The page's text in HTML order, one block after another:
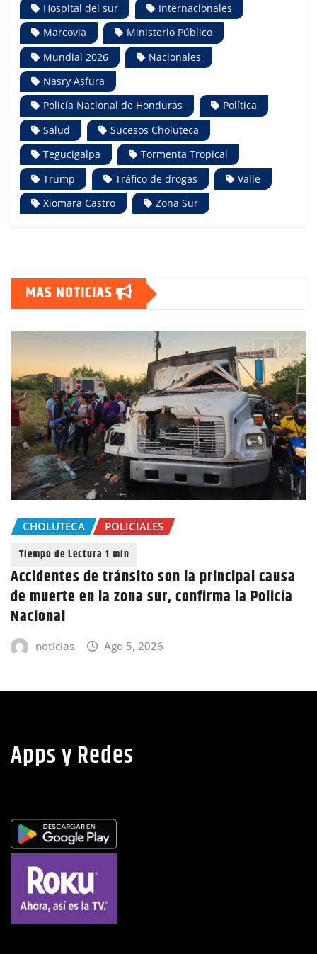
Hospital del sur
Internacionales
Marcovia
Ministerio Público
Mundial 2026
Nacionales
Nasry Asfura
Policía Nacional de Honduras
Política
Salud
Sucesos Choluteca
Tegucigalpa
Tormenta Tropical
Trump
Tráfico de drogas
Valle
Xiomara Castro
Zona Sur
MAS NOTICIAS
CHOLUTECA POLICIALES
Accidentes de tránsito son la principal causa
de muerte en la zona sur, confirma la Policía
Nacional
noticias Ago 5, 2026
Apps y Redes